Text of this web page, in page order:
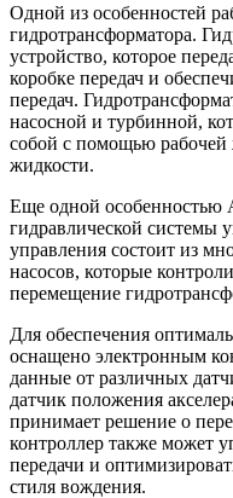
Одной из особенностей
гидротрансформатора.
устройство, которое
коробке передач и
передач.
насосной и турбинной,
собой с помощью
жидкости.
Еще одной особенностью
гидравлической системы
управления состоит из
насосов, которые
перемещение
Для обеспечения
оснащено электронным
данные от различных
датчик положения
принимает решение о
контроллер также может
передачи и
стиля вождения.